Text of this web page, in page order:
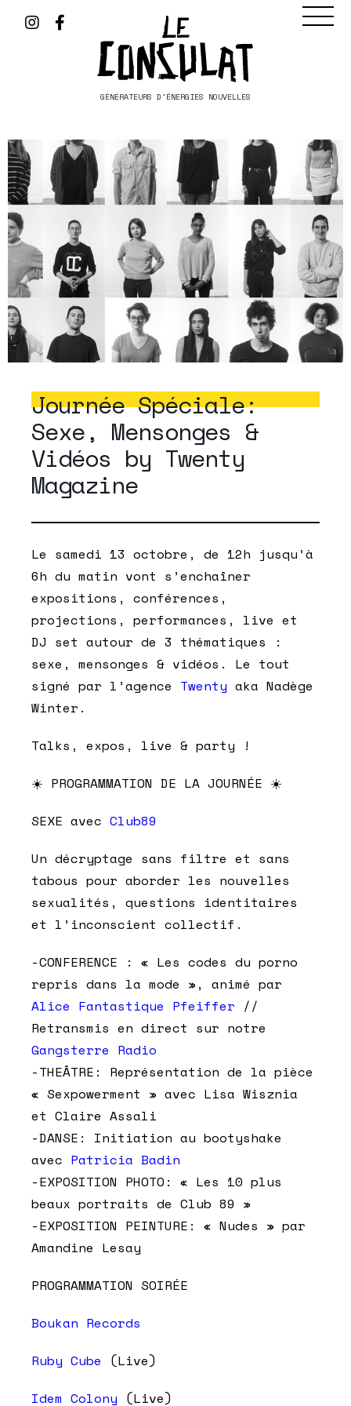
GÉNÉRATEURS D'ÉNERGIES NOUVELLES
Journée Spéciale:
Sexe, Mensonges &
Vidéos by Twenty
Magazine
Le samedi 13 octobre, de 12h jusqu’à
6h du matin vont s’enchaîner
expositions, conférences,
projections, performances, live et
DJ set autour de 3 thématiques :
sexe, mensonges & vidéos. Le tout
signé par l’agence Twenty aka Nadège
Winter.
Talks, expos, live & party !
☀️ PROGRAMMATION DE LA JOURNÉE ☀️
SEXE avec Club89
Un décryptage sans filtre et sans
tabous pour aborder les nouvelles
sexualités, questions identitaires
et l’inconscient collectif.
-CONFERENCE : « Les codes du porno
repris dans la mode », animé par
Alice Fantastique Pfeiffer //
Retransmis en direct sur notre
Gangsterre Radio
-THEÂTRE: Représentation de la pièce
« Sexpowerment » avec Lisa Wisznia
et Claire Assali
-DANSE: Initiation au bootyshake
avec Patricia Badin
-EXPOSITION PHOTO: « Les 10 plus
beaux portraits de Club 89 »
-EXPOSITION PEINTURE: « Nudes » par
Amandine Lesay
PROGRAMMATION SOIRÉE
Boukan Records
Ruby Cube (Live)
Idem Colony (Live)